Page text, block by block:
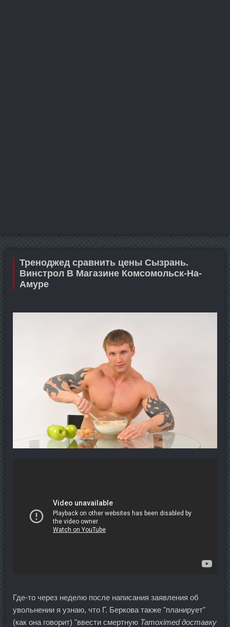
Треноджед сравнить цены Сызрань.
Винстрол В Магазине Комсомольск-На-
Амуре
Где-то через неделю после написания заявления об
увольнении я узнаю, что Г. Беркова также "планирует"
(как она говорит) "ввести смертную Tamoximed доставку